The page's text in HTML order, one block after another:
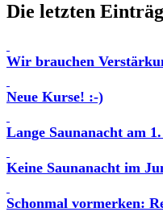
Die letzten
Wir brauchen
Neue Kurse! :-)
Lange Saunanacht am
Keine Saunanacht im
Schonmal vormerken: